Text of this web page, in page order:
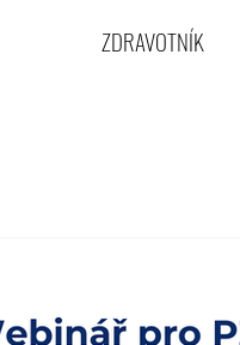
ZDRAVOTNÍK